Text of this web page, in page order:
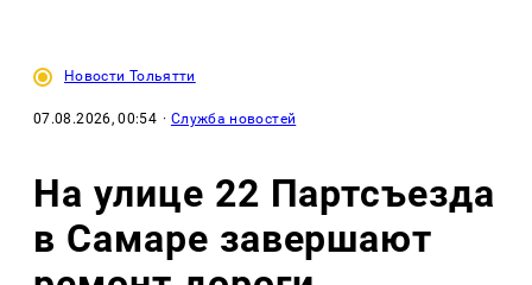
Новости Тольятти
07.08.2026, 00:54 · Служба новостей
На улице 22 Партсъезда
в Самаре завершают